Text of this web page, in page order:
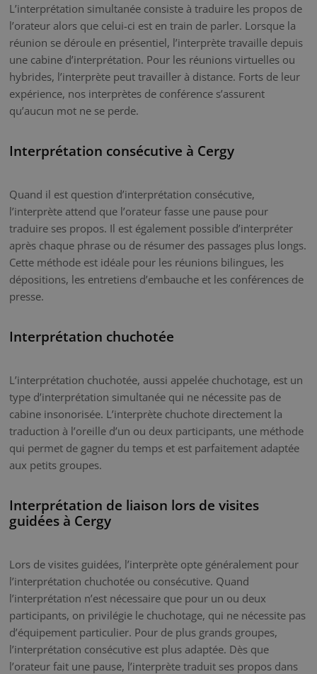
L’interprétation simultanée consiste à traduire les propos de
l’orateur alors que celui-ci est en train de parler. Lorsque la
réunion se déroule en présentiel, l’interprète travaille depuis
une cabine d’interprétation. Pour les réunions virtuelles ou
hybrides, l’interprète peut travailler à distance. Forts de leur
expérience, nos interprètes de conférence s’assurent
qu’aucun mot ne se perde.
Interprétation consécutive à Cergy
Quand il est question d’interprétation consécutive,
l’interprète attend que l’orateur fasse une pause pour
traduire ses propos. Il est également possible d’interpréter
après chaque phrase ou de résumer des passages plus longs.
Cette méthode est idéale pour les réunions bilingues, les
dépositions, les entretiens d’embauche et les conférences de
presse.
Interprétation chuchotée
L’interprétation chuchotée, aussi appelée chuchotage, est un
type d’interprétation simultanée qui ne nécessite pas de
cabine insonorisée. L’interprète chuchote directement la
traduction à l’oreille d’un ou deux participants, une méthode
qui permet de gagner du temps et est parfaitement adaptée
aux petits groupes.
Interprétation de liaison lors de visites
guidées à Cergy
Lors de visites guidées, l’interprète opte généralement pour
l’interprétation chuchotée ou consécutive. Quand
l’interprétation n’est nécessaire que pour un ou deux
participants, on privilégie le chuchotage, qui ne nécessite pas
d’équipement particulier. Pour de plus grands groupes,
l’interprétation consécutive est plus adaptée. Dès que
l’orateur fait une pause, l’interprète traduit ses propos dans